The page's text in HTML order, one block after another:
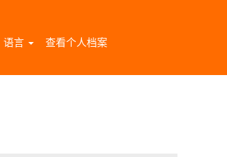
语言 查看个人档案